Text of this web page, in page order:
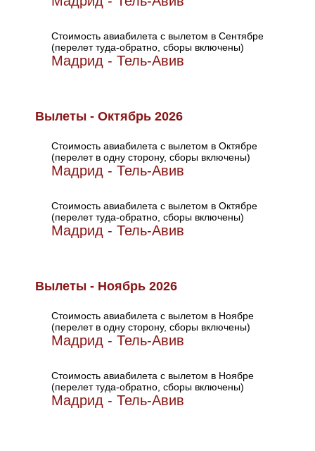
Стоимость авиабилета с вылетом в Сентябре
(перелет туда-обратно, сборы включены)
Мадрид - Тель-Авив
Вылеты - Октябрь 2026
Стоимость авиабилета с вылетом в Октябре
(перелет в одну сторону, сборы включены)
Мадрид - Тель-Авив
Стоимость авиабилета с вылетом в Октябре
(перелет туда-обратно, сборы включены)
Мадрид - Тель-Авив
Вылеты - Ноябрь 2026
Стоимость авиабилета с вылетом в Ноябре
(перелет в одну сторону, сборы включены)
Мадрид - Тель-Авив
Стоимость авиабилета с вылетом в Ноябре
(перелет туда-обратно, сборы включены)
Мадрид - Тель-Авив